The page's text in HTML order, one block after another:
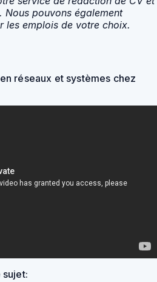
Nous pouvons également
les emplois de votre choix.
réseaux et systèmes chez
sujet: